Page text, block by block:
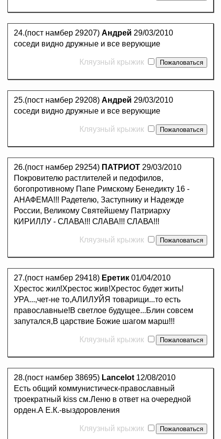
24.(пост намбер 29207) Андрей 29/03/2010
соседи видно дружные и все верующие
Кляузный крыжик
25.(пост намбер 29208) Андрей 29/03/2010
соседи видно дружные и все верующие
Кляузный крыжик
26.(пост намбер 29254) ПАТРИОТ 29/03/2010
Покровителю растлителей и педофилов,
богопротивному Папе Римскому Бенедикту 16 -
АНАФЕМА!!! Радетелю, Заступнику и Надежде
России, Великому Святейшему Патриарху
КИРИЛЛУ - СЛАВА!!! СЛАВА!!! СЛАВА!!!
Кляузный крыжик
27.(пост намбер 29418) Еретик 01/04/2010
Хрестос жил!Хрестос жив!Хрестос будет жить!
УРА...,чет-не то,АЛИЛУЙЯ товарищи...то есть
православные!В светлое будущее...Блин совсем
запутался,В царствие Божие шагом марш!!!
Кляузный крыжик
28.(пост намбер 38695) Lancelot 12/08/2010
Есть общий коммунистическ-православный
троекратный kiss см.Леню в ответ на очередной
орден.А Е.К.-выздоровления
Кляузный крыжик